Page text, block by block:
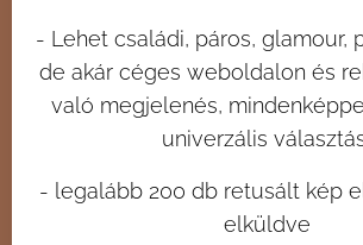
- Lehet családi, páros, glamour,
de akár céges weboldalon és
való megjelenés,
univerzális
- legalább 200 db retusált kép
elküldve